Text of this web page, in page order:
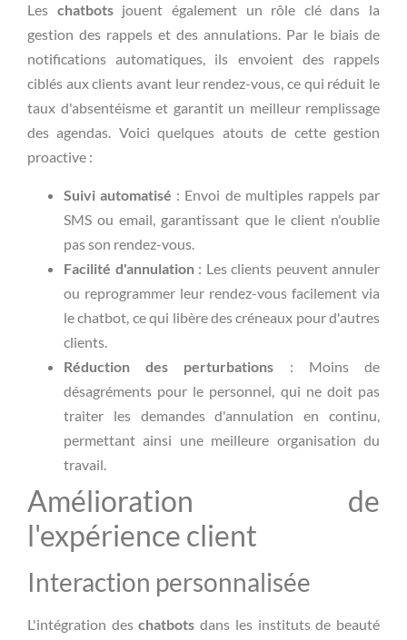
Les chatbotsjouent également un rôle clé dans la
gestion des rappels et des annulations. Par le biais de
notifications automatiques, ils envoient des rappels
ciblés aux clients avant leur rendez-vous, ce qui réduit le
taux d'absentéisme et garantit un meilleur remplissage
des agendas. Voici quelques atouts de cette gestion
proactive :
Suivi automatisé : Envoi de multiples rappels par
SMS ou email, garantissant que le client n'oublie
pas son rendez-vous.
Facilité d'annulation: Les clients peuvent annuler
ou reprogrammer leur rendez-vous facilement via
le chatbot, ce qui libère des créneaux pour d'autres
clients.
Réduction des perturbations : Moins de
désagréments pour le personnel, qui ne doit pas
traiter les demandes d'annulation en continu,
permettant ainsi une meilleure organisation du
travail.
Amélioration de
l'expérience client
Interaction personnalisée
L'intégration deschatbots dans les instituts de beauté